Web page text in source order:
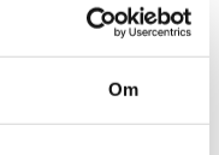
Om